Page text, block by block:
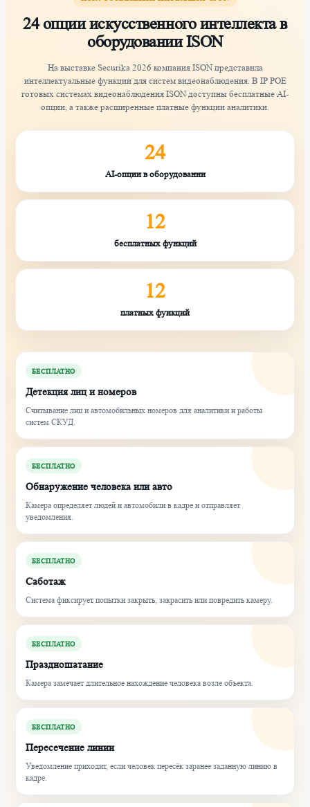
24 опции искусственного интеллекта в
оборудовании ISON
На выставке Securika 2026 компания ISON представила
интеллектуальные функции для систем видеонаблюдения. В IP POE
готовых системах видеонаблюдения ISON доступны бесплатные AI-
опции, а также расширенные платные функции аналитики.
24
AI-опции в оборудовании
12
бесплатных функций
12
платных функций
БЕСПЛАТНО
Детекция лиц и номеров
Считывание лиц и автомобильных номеров для аналитики и работы
систем СКУД.
БЕСПЛАТНО
Обнаружение человека или авто
Камера определяет людей и автомобили в кадре и отправляет
уведомления.
БЕСПЛАТНО
Саботаж
Система фиксирует попытки закрыть, закрасить или повредить камеру.
БЕСПЛАТНО
Праздношатание
Камера замечает длительное нахождение человека возле объекта.
БЕСПЛАТНО
Пересечение линии
Уведомление приходит, если человек пересёк заранее заданную линию в
кадре.